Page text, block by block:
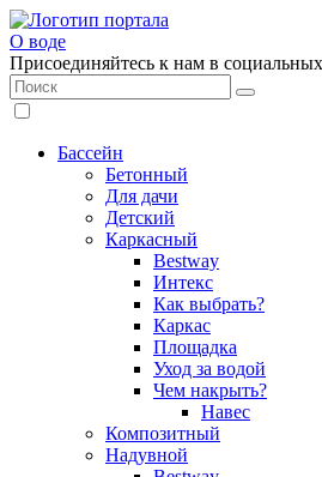
О воде
Присоединяйтесь к нам в
Бассейн
Бетонный
Для дачи
Детский
Каркасный
Bestway
Интекс
Как выбрать?
Каркас
Площадка
Уход за водой
Чем накрыть?
Навес
Композитный
Надувной